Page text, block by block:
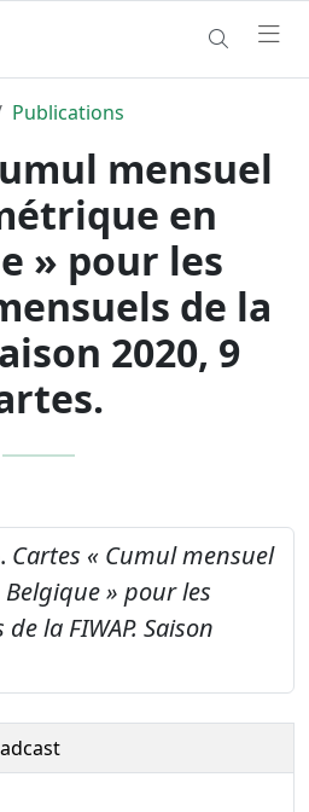
Publications
mensuel
en
» pour les
de la
2020, 9
Cartes « Cumul mensuel
» pour les
la FIWAP. Saison